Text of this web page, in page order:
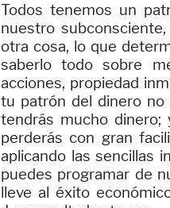
Todos tenemos un
nuestro
otra cosa, lo que
saberlo todo sobre
acciones, propiedad
tu patrón del dinero no
tendrás mucho dinero;
perderás con gran
aplicando las sencillas
puedes programar de
lleve al éxito